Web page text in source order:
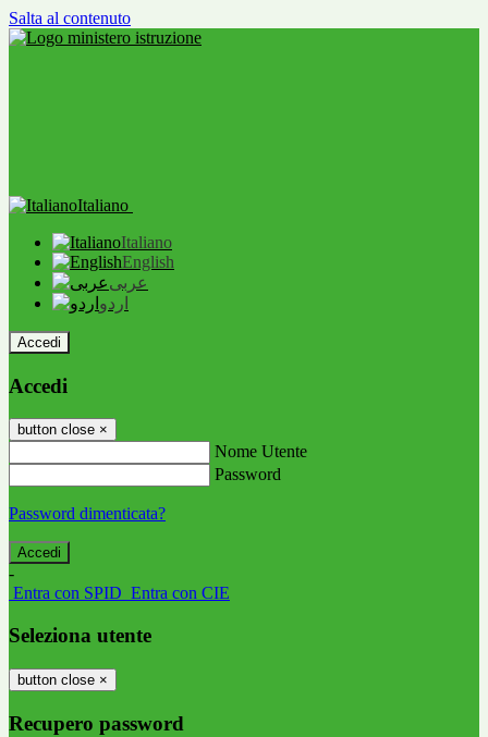
Salta al contenuto
Italiano
Italiano
English
عربى
اردو
Accedi
Accedi
button close ×
Nome Utente
Password
Password dimenticata?
-
Entra con SPID Entra con CIE
Seleziona utente
button close ×
Recupero password